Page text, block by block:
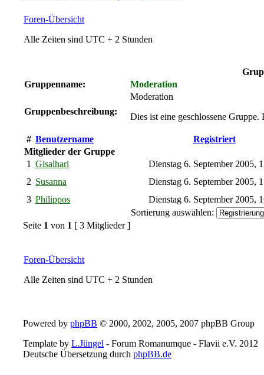
Foren-Übersicht
Alle Zeiten sind UTC + 2 Stunden
Gruppenname:
Moderation
Gruppenbeschreibung:
Moderation
Dies ist eine geschlossene
# Benutzername
Registriert
Mitglieder der Gruppe
1 Gisalhari
Dienstag 6. September 2005,
2 Susanna
Dienstag 6. September 2005,
3 Philippos
Dienstag 6. September 2005,
Sortierung auswählen:
Seite 1 von 1 [ 3 Mitglieder ]
Foren-Übersicht
Alle Zeiten sind UTC + 2 Stunden
Powered by phpBB © 2000, 2002, 2005, 2007 phpBB Group
Template by L.Jüngel - Forum Romanumque - Flavii e.V. 2012
Deutsche Übersetzung durch phpBB.de